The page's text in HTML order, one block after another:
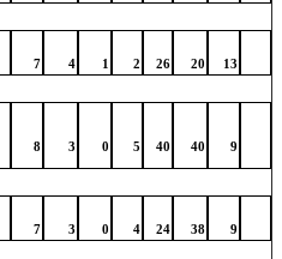
7 4 1 2 26 20 13
8 3 0 5 40 40 9
7 3 0 4 24 38 9